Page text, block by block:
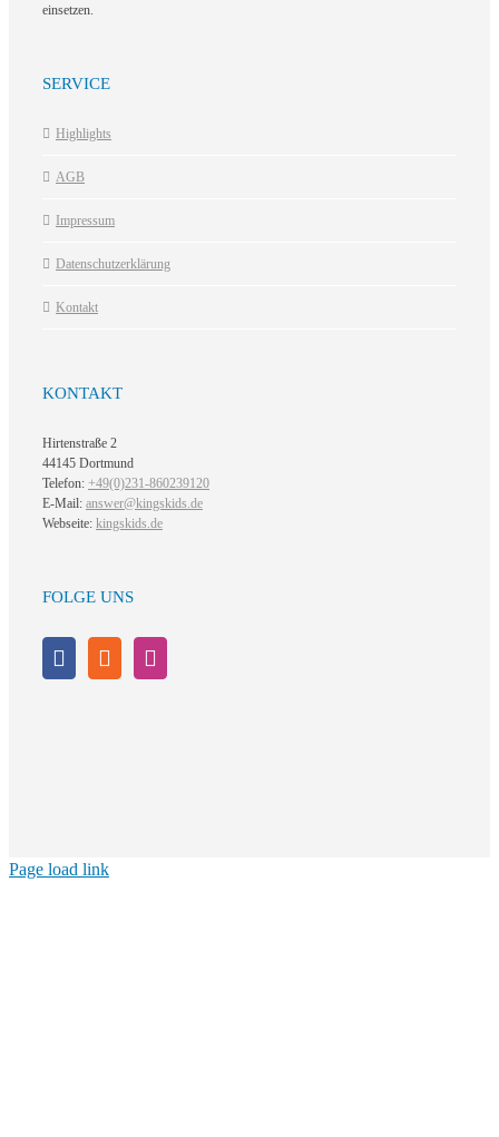
einsetzen.
SERVICE
Highlights
AGB
Impressum
Datenschutzerklärung
Kontakt
KONTAKT
Hirtenstraße 2
44145 Dortmund
Telefon: +49(0)231-860239120
E-Mail: answer@kingskids.de
Webseite: kingskids.de
FOLGE UNS
Page load link